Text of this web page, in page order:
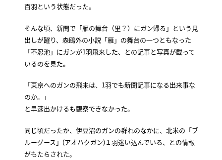
百羽という状態だった。
そんな頃、新聞で「雁の舞台（里？）にガン帰る」という見
出しが躍り、森鴎外の小説「雁」の舞台の一つともなった
「不忍池」にガンが1羽飛来した、との記事と写真が載って
いるのを見た。
「東京へのガンの飛来は、1羽でも新聞記事になる出来事な
のか。」
と早速出かけるも観察できなかった。
同じ頃だったか、伊豆沼のガンの群れのなかに、北米の「ブ
ルーグース」(アオハクガン)１羽迷い込んでいる、との情報
がもたらされた。